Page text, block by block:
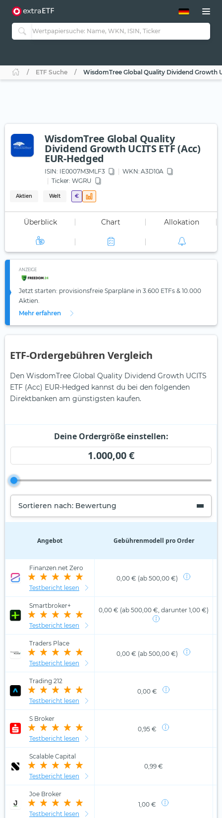
ETF-Guide 2.0
Guide Aktive ETFs
ETF-Sparpläne
ETF Suche WisdomTree Global Quality Dividend Growth
WisdomTree Global Quality
Dividend Growth UCITS ETF (Acc)
EUR-Hedged
ISIN: IE0007M3MLF3 WKN: A3D10A
Ticker: WGRU
Aktien Welt €
Überblick Chart Allokation
ANZEIGE
Jetzt starten: provisionsfreie Sparpläne in 3.600 ETFs & 10.000
Aktien.
Mehr erfahren
ETF-Ordergebühren Vergleich
Den WisdomTree Global Quality Dividend Growth UCITS
ETF (Acc) EUR-Hedged kannst du bei den folgenden
Direktbanken am günstigsten kaufen.
Deine Ordergröße einstellen:
1.000,00 €
Sortieren nach: Bewertung
Angebot Gebührenmodell pro Order
Finanzen.net Zero
Testbericht lesen
0,00 € (ab 500,00 €)
Smartbroker+
Testbericht lesen
0,00 € (ab 500,00 €, darunter 1,00 €)
Traders Place
Testbericht lesen
0,00 € (ab 500,00 €)
Trading 212
Testbericht lesen
0,00 €
S Broker
Testbericht lesen
0,95 €
Scalable Capital
Testbericht lesen
0,99 €
Joe Broker
Testbericht lesen
1,00 €